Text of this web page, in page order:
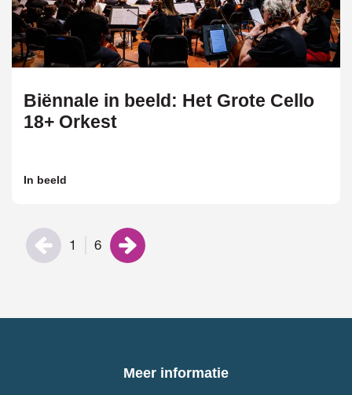
Biënnale in beeld: Het Grote Cello
18+ Orkest
In beeld
1 6
Meer informatie